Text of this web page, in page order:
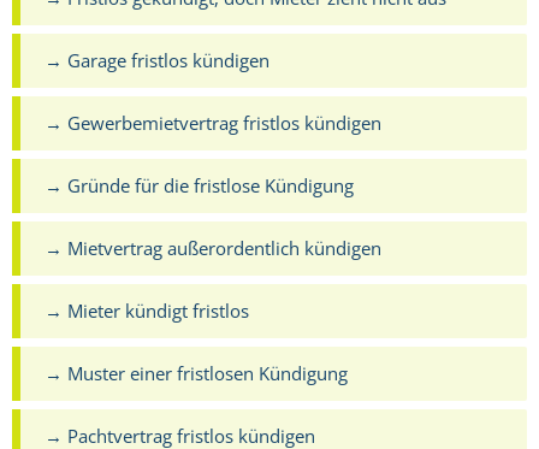
→ Garage fristlos kündigen
→ Gewerbemietvertrag fristlos kündigen
→ Gründe für die fristlose Kündigung
→ Mietvertrag außerordentlich kündigen
→ Mieter kündigt fristlos
→ Muster einer fristlosen Kündigung
→ Pachtvertrag fristlos kündigen